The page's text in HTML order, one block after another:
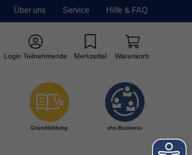
Über uns Service Hilfe & FAQ
Login Teilnehmende Merkzettel Warenkorb
Grundbildung vhs Business